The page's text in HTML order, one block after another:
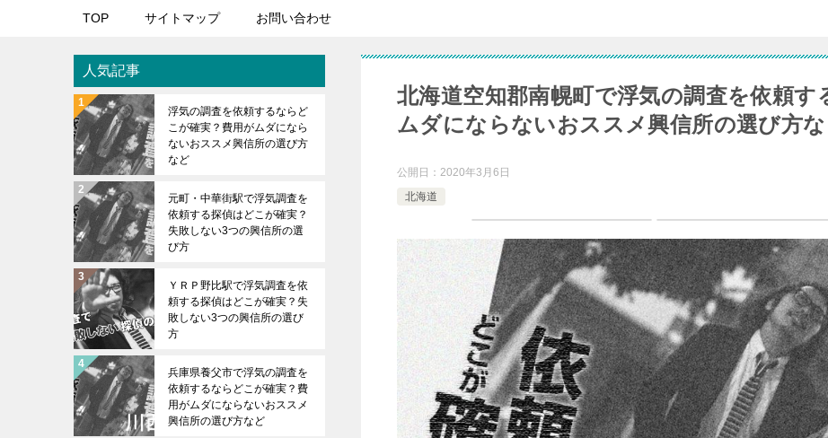
TOP サイトマップ お問い合わせ
北海道空知郡南幌町で浮気の調査を依頼
ムダにならないおススメ興信所の選び方
公開日： 2020年3月6日
北海道
人気記事
浮気の調査を依頼するならど
こが確実？費用がムダになら
ないおススメ興信所の選び方
など
元町・中華街駅で浮気調査を
依頼する探偵はどこが確実？
失敗しない3つの興信所の選
び方
ＹＲＰ野比駅で浮気調査を依
頼する探偵はどこが確実？失
敗しない3つの興信所の選び
方
兵庫県養父市で浮気の調査を
依頼するならどこが確実？費
用がムダにならないおススメ
興信所の選び方など